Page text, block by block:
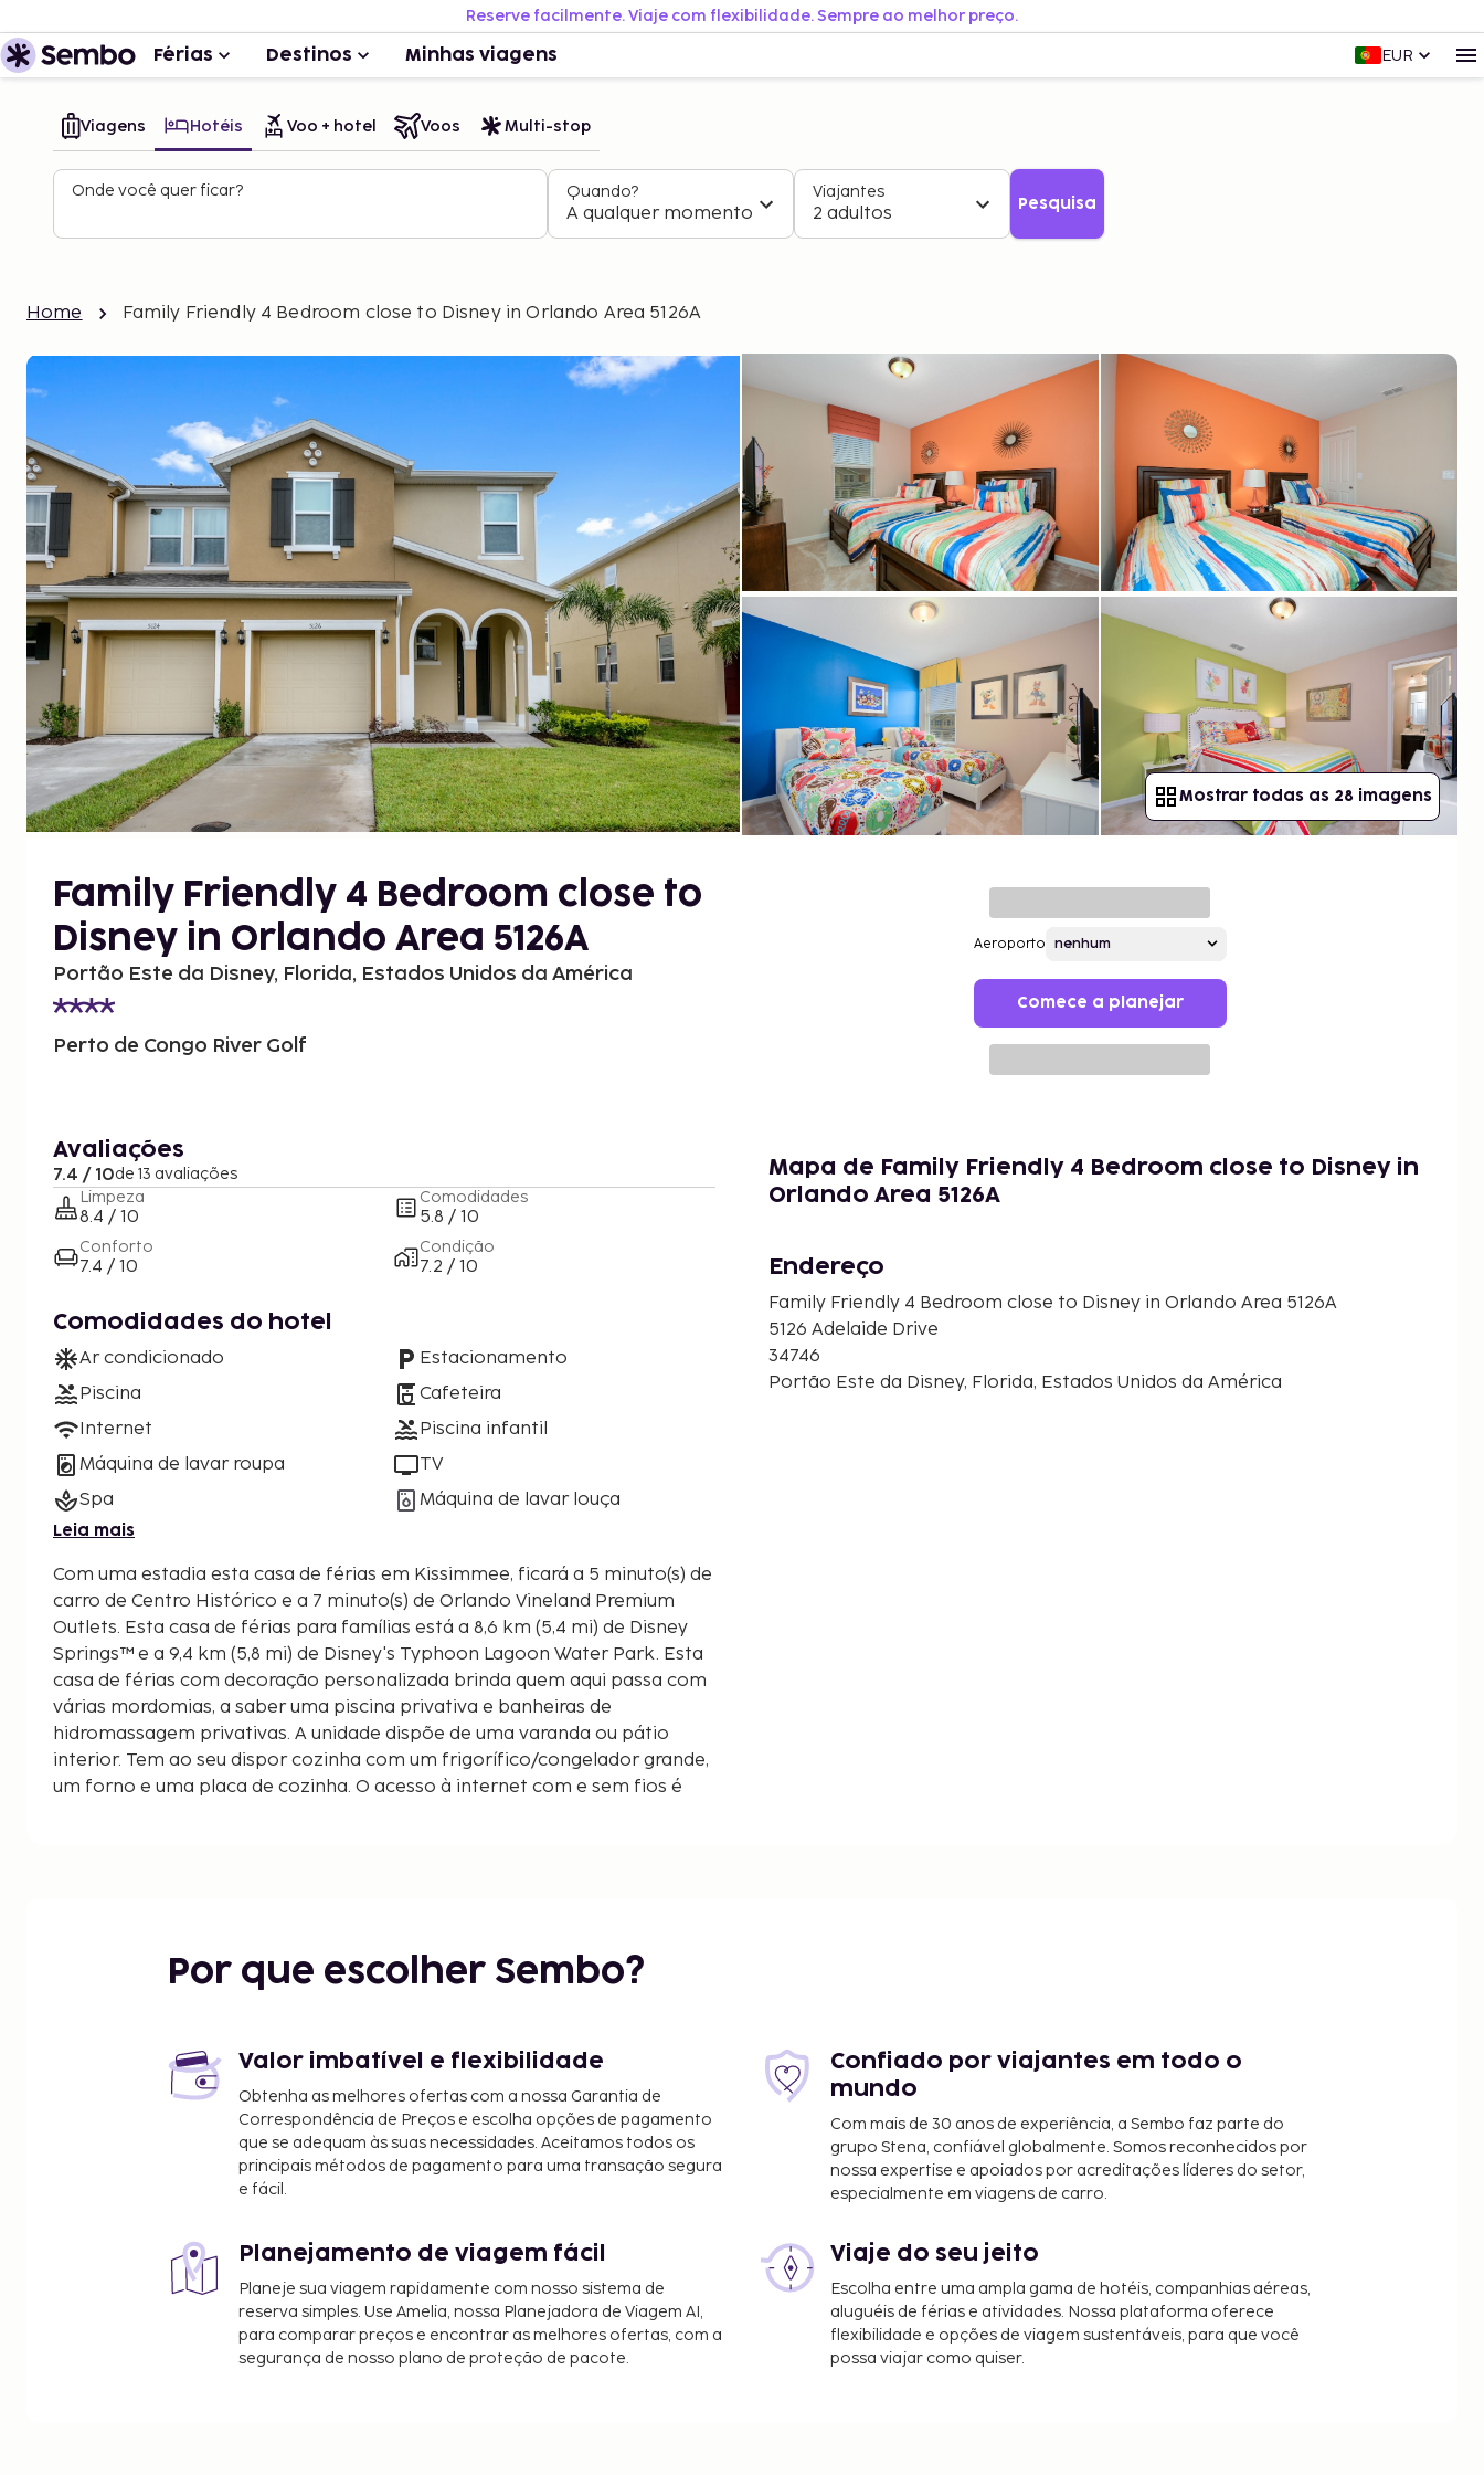
Reserve facilmente. Viaje com flexibilidade. Sempre ao melhor preço.
Férias Destinos Minhas viagens EUR
Viagens Hotéis Voo + hotel Voos Multi-stop
Onde você quer ficar? Quando?
A qualquer momento
Viajantes
2 adultos Pesquisa
Home Family Friendly 4 Bedroom close to Disney in Orlando Area 5126A
Mostrar todas as 28 imagens
Family Friendly 4 Bedroom close to
Disney in Orlando Area 5126A
Portão Este da Disney, Florida, Estados Unidos da América
Perto de Congo River Golf
Aeroporto
Comece a planejar
Avaliações
7.4 / 10de 13 avaliações
Limpeza
8.4 / 10
Conforto
7.4 / 10
Comodidades
5.8 / 10
Condição
7.2 / 10
Comodidades do hotel
Ar condicionado
Piscina
Internet
Máquina de lavar roupa
Spa
Estacionamento
Cafeteira
Piscina infantil
TV
Máquina de lavar louça
Leia mais
Com uma estadia esta casa de férias em Kissimmee, ficará a 5 minuto(s) de
carro de Centro Histórico e a 7 minuto(s) de Orlando Vineland Premium
Outlets. Esta casa de férias para famílias está a 8,6 km (5,4 mi) de Disney
Springs™ e a 9,4 km (5,8 mi) de Disney's Typhoon Lagoon Water Park. Esta
casa de férias com decoração personalizada brinda quem aqui passa com
várias mordomias, a saber uma piscina privativa e banheiras de
hidromassagem privativas. A unidade dispõe de uma varanda ou pátio
interior. Tem ao seu dispor cozinha com um frigorífico/congelador grande,
um forno e uma placa de cozinha. O acesso à internet com e sem fios é
Falcon's Fire Golf Club - 2,7 km/1,7 mi
Congo River Golf - 3 km/1,8 mi
Fun Spot America - 3,6 km/2,2 mi
Parque Regional de Shingle Creek - 3,6 km/2,2 mi
Kissimmee Go-Karts - 3,8 km/2,3 mi
Lake Bryan - 4,4 km/2,7 mi
Hawks Landing Golf Club - 4,3 km/2,6 mi
Medieval Times - 6,2 km/3,9 mi
Orlando Vineland Premium Outlets - 7,3 km/4,6 mi
Mary Queen of the Universe Shrine - 7,4 km/4,6 mi
Os aeroportos mais próximos são:
Kissimmee, Florida (ISM-Kissimmee Gateway) - 9,5 km/5,9 mi
Aeroporto Internacional de Orlando (MCO) - 33,6 km/20,9 mi
Mapa de Family Friendly 4 Bedroom close to Disney in
Orlando Area 5126A
Endereço
Family Friendly 4 Bedroom close to Disney in Orlando Area 5126A
5126 Adelaide Drive
34746
Portão Este da Disney, Florida, Estados Unidos da América
Por que escolher Sembo?
Valor imbatível e flexibilidade
Obtenha as melhores ofertas com a nossa Garantia de
Correspondência de Preços e escolha opções de pagamento
que se adequam às suas necessidades. Aceitamos todos os
principais métodos de pagamento para uma transação segura
e fácil.
Confiado por viajantes em todo o
mundo
Com mais de 30 anos de experiência, a Sembo faz parte do
grupo Stena, confiável globalmente. Somos reconhecidos por
nossa expertise e apoiados por acreditações líderes do setor,
especialmente em viagens de carro.
Planejamento de viagem fácil
Planeje sua viagem rapidamente com nosso sistema de
reserva simples. Use Amelia, nossa Planejadora de Viagem AI,
para comparar preços e encontrar as melhores ofertas, com a
segurança de nosso plano de proteção de pacote.
Viaje do seu jeito
Escolha entre uma ampla gama de hotéis, companhias aéreas,
aluguéis de férias e atividades. Nossa plataforma oferece
flexibilidade e opções de viagem sustentáveis, para que você
possa viajar como quiser.